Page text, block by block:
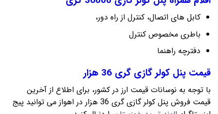
کابل های اتصال، کنترل از راه دور،
باطری مخصوص کنترل
دفترچه راهنما
قیمت پنل کولر گازی گری 36 هزار
با توجه به نوسانات قیمت ارز در کشور، برای اطلاع از آخرین
قیمت فروش پنل کولر گازی گری 36 هزار در اهواز می توانید پیج